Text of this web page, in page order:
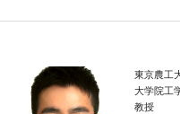
東京農工
大学院工
教授